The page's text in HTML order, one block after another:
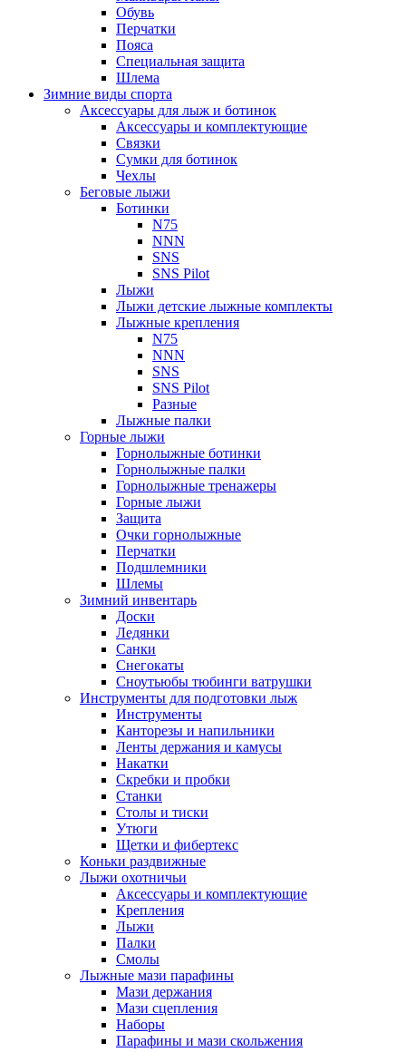
Обувь
Перчатки
Пояса
Специальная защита
Шлема
Зимние виды спорта
Аксессуары для лыж и ботинок
Аксессуары и комплектующие
Связки
Сумки для ботинок
Чехлы
Беговые лыжи
Ботинки
N75
NNN
SNS
SNS Pilot
Лыжи
Лыжи детские лыжные комплекты
Лыжные крепления
N75
NNN
SNS
SNS Pilot
Разные
Лыжные палки
Горные лыжи
Горнoлыжные ботинки
Горнолыжные палки
Горнолыжные тренажеры
Горные лыжи
Защита
Очки горнолыжные
Перчатки
Подшлемники
Шлемы
Зимний инвентарь
Доски
Ледянки
Санки
Снегокаты
Сноутьюбы тюбинги ватрушки
Инструменты для подготовки лыж
Инструменты
Канторезы и напильники
Ленты держания и камусы
Накатки
Скребки и пробки
Станки
Столы и тиски
Утюги
Щетки и фибертекс
Коньки раздвижные
Лыжи охотничьи
Аксессуары и комплектующие
Крепления
Лыжи
Палки
Смолы
Лыжные мази парафины
Мази держания
Мази сцепления
Наборы
Парафины и мази скольжения